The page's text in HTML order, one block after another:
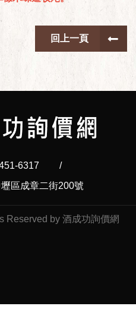
回上一頁
6317
/
區成章二街200號
Reserved by 酒成功詢價網